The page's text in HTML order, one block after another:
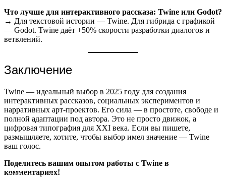
Что лучше для интерактивного рассказа: Twine или Godot?
→ Для текстовой истории — Twine. Для гибрида с графикой
— Godot. Twine даёт +50% скорости разработки диалогов и
ветвлений.
Заключение
Twine — идеальный выбор в 2025 году для создания
интерактивных рассказов, социальных экспериментов и
нарративных арт-проектов. Его сила — в простоте, свободе и
полной адаптации под автора. Это не просто движок, а
цифровая типография для XXI века. Если вы пишете,
размышляете, хотите, чтобы выбор имел значение — Twine
ваш голос.
Поделитесь вашим опытом работы с Twine в
комментариях!
RPG Maker: Руководство, Плюсы/Минусы и Сравнение